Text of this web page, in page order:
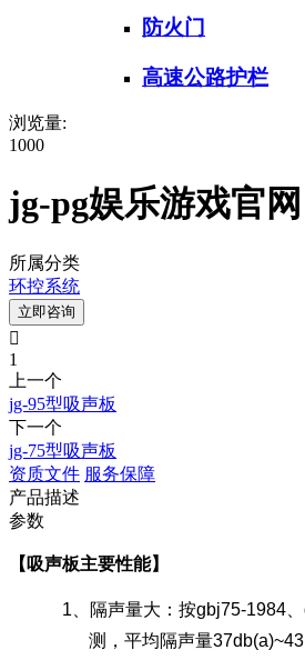
防火门
高速公路护栏
浏览量:
1000
jg-pg娱乐游戏官网
所属分类
环控系统
立即咨询

1
上一个
jg-95型吸声板
下一个
jg-75型吸声板
资质文件 服务保障
产品描述
参数
【吸声板主要性能】
1 、隔声量大：按gbj75-1984
测，平均隔声量